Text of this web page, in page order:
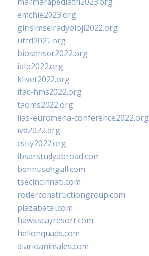
emchie2023.org
girisimselradyoloji2022.org
utcd2022.org
biosensor2022.org
ialp2022.org
klivet2022.org
ifac-hms2022.org
taoms2022.org
iias-euromena-conference2022.org
ivd2022.org
csity2022.org
ibsarstudyabroad.com
bennusehgall.com
tsecincinnati.com
roderconstructiongroup.com
plazabatai.com
hawkscayresort.com
hellonquads.com
diarioanimales.com